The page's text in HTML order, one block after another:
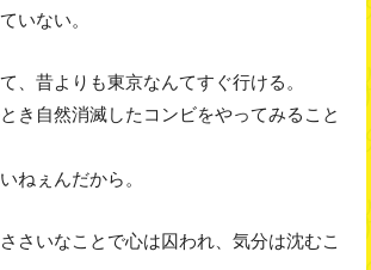
いない。
、昔よりも東京なんてすぐ行ける。
き自然消滅したコンビをやってみること
ねぇんだから。
さいなことで心は囚われ、気分は沈むこ